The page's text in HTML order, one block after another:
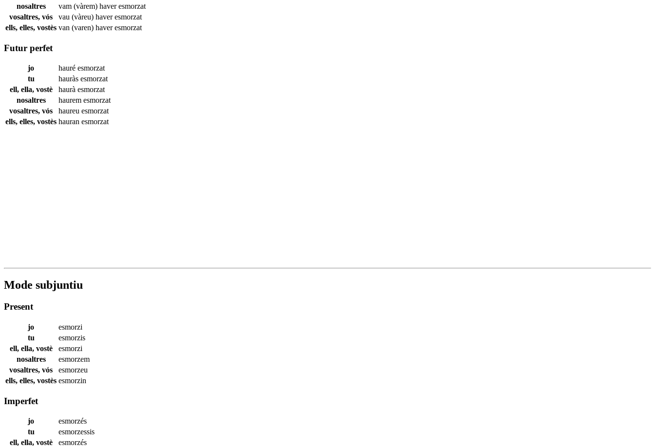
nosaltres
vam (vàrem) haveresmorzat
vosaltres, vós
vau (vàreu) haveresmorzat
ells, elles, vostès van (varen) haveresmorzat
Futur perfet
jo hauré esmorzat
tu
hauràs esmorzat
ell, ella, vostè
haurà esmorzat
nosaltres
haurem esmorzat
vosaltres, vós
haureu esmorzat
ells, elles, vostès hauran esmorzat
Mode subjuntiu
Present
jo
esmorzi
tu
esmorzis
ell, ella, vostè
esmorzi
nosaltres
esmorzem
vosaltres, vós
esmorzeu
ells, elles, vostès esmorzin
Imperfet
jo
esmorzés
tu
esmorzessis
ell, ella, vostè
esmorzés